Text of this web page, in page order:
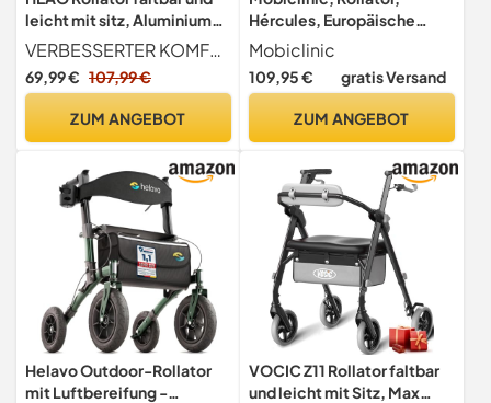
leicht mit sitz, Aluminium
Reiserollator-
höhenverstellbar- Breite
Rückengurt, Rollatoren
Gehhilfe Gehwagen für
VERBESSERTER KOMFORT - Der HEAO-Rollator verfügt über einen extra großen, höhenverstellbaren Sitz. Das Sitzkissen ist 35,5 x 35,5 cm lang und breit, 6,3 cm dick und besteht aus weichem Formgedächtnis-Schaumstoff, damit Sie auch bei längerem Sitzen nicht ermüden. Das Kissen liegt gut an Hüfte und Taille an.
69,99 € 107,99 €
ZUM ANGEBOT
Hércules, Europäische
marke, Gehwagen für
senioren, Faltbar und leicht,
Aluminium,
Stoffkorb, Laufhilfe mit
Mobiclinic
109,95 € gratis Versand
ZUM ANGEBOT
Helavo Outdoor-Rollator
mit Luftbereifung -
VOCIC Z11 Rollator faltbar
und leicht mit Sitz, Max